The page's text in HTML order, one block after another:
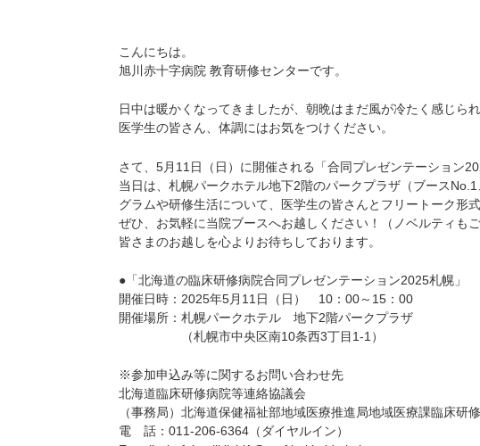
こんにちは。
旭川赤十字病院 教育研修センターです。
日中は暖かくなってきましたが、朝晩はまだ風が冷たく感じられ
医学生の皆さん、体調にはお気をつけください。
さて、5月11日（日）に開催される「合同プレゼンテーション
当日は、札幌パークホテル地下2階のパークプラザ（ブース
グラムや研修生活について、医学生の皆さんとフリートーク形
ぜひ、お気軽に当院ブースへお越しください！（ノベルティもご
皆さまのお越しを心よりお待ちしております。
●「北海道の臨床研修病院合同プレゼンテーション2025札幌」
開催日時：2025年5月11日（日） 10：00～15：00
開催場所：札幌パークホテル 地下2階パークプラザ
（札幌市中央区南10条西3丁目1-1）
※参加申込み等に関するお問い合わせ先
北海道臨床研修病院等連絡協議会
（事務局）北海道保健福祉部地域医療推進局地域医療課臨床研
電 話：011-206-6364（ダイヤルイン）